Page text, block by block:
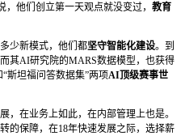
他们创立第一天观点就没变过， 教育
少新模式，他们都坚守智能化建设。到
其AI研究院的MARS数据模型，也获得
斯坦福问答数据集”两项AI顶级赛事世
，在业务上如此，在内部管理上也是。
的保障，在18年快速发展之际，选择薪